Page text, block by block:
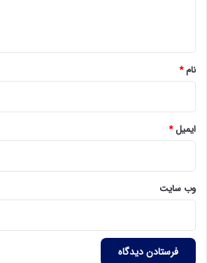
نام*
ایمیل*
وب‌ سایت